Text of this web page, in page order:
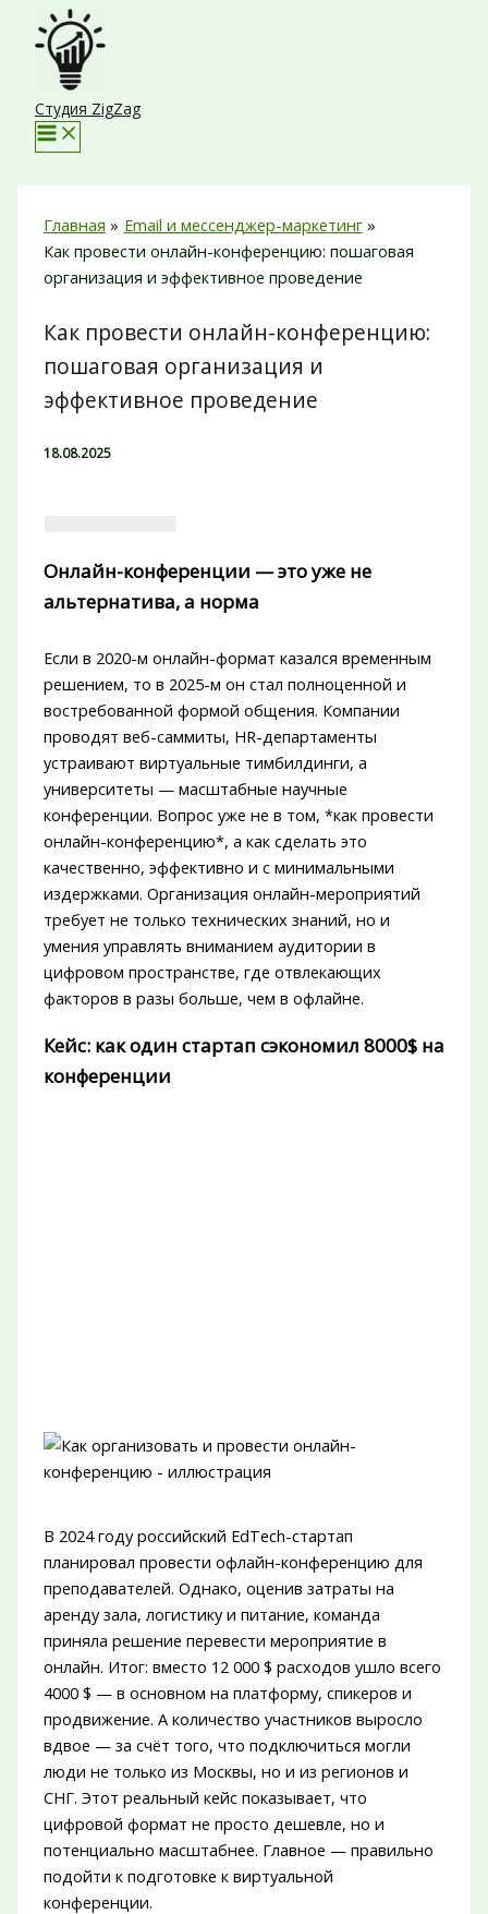
Перейти
содержимому
Студия ZigZag
Главная
Email и мессенджер-маркетинг
Как провести онлайн-конференцию: пошаговая
организация и эффективное проведение
Как провести онлайн-конференцию:
пошаговая организация и
эффективное проведение
18.08.2025
Онлайн-конференции — это уже не
альтернатива, а норма
Если в 2020-м онлайн-формат казался временным
решением, то в 2025-м он стал полноценной и
востребованной формой общения. Компании
проводят веб-саммиты, HR-департаменты
устраивают виртуальные тимбилдинги, а
университеты — масштабные научные
конференции. Вопрос уже не в том, *как провести
онлайн-конференцию*, а как сделать это
качественно, эффективно и с минимальными
издержками. Организация онлайн-мероприятий
требует не только технических знаний, но и
умения управлять вниманием аудитории в
цифровом пространстве, где отвлекающих
факторов в разы больше, чем в офлайне.
Кейс: как один стартап сэкономил 8000$ на
конференции
В 2024 году российский EdTech-стартап
планировал провести офлайн-конференцию для
преподавателей. Однако, оценив затраты на
аренду зала, логистику и питание, команда
приняла решение перевести мероприятие в
онлайн. Итог: вместо 12 000 $ расходов ушло всего
4000 $ — в основном на платформу, спикеров и
продвижение. А количество участников выросло
вдвое — за счёт того, что подключиться могли
люди не только из Москвы, но и из регионов и
СНГ. Этот реальный кейс показывает, что
цифровой формат не просто дешевле, но и
потенциально масштабнее. Главное — правильно
подойти к подготовке к виртуальной
конференции.